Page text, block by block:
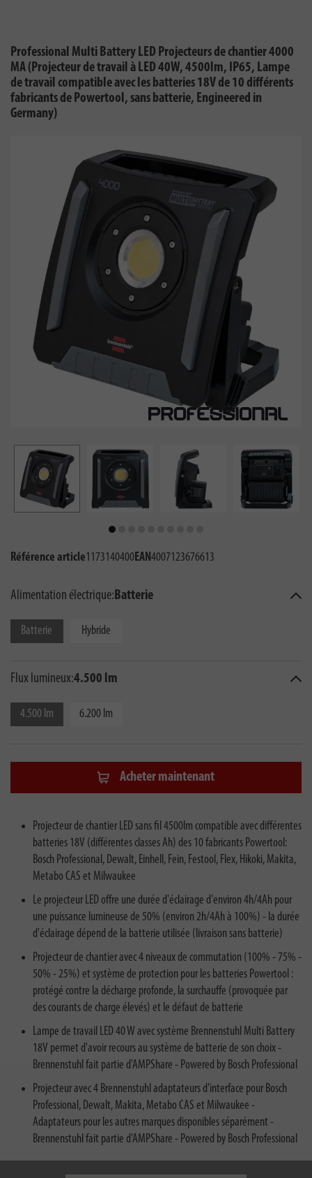
Professional Multi Battery LED Projecteurs de chantier 4000
MA (Projecteur de travail à LED 40W, 4500lm, IP65, Lampe
de travail compatible avec les batteries 18V de 10 différents
fabricants de Powertool, sans batterie, Engineered in
Germany)
Référence article1173140400EAN4007123676613
Alimentation électrique:Batterie
Batterie Hybride
Flux lumineux:4.500 lm
4.500 lm 6.200 lm
Acheter maintenant
Projecteur de chantier LED sans fil 4500lm compatible avec différentes
batteries 18V (différentes classes Ah) des 10 fabricants Powertool:
Bosch Professional, Dewalt, Einhell, Fein, Festool, Flex, Hikoki, Makita,
Metabo CAS et Milwaukee
Le projecteur LED offre une durée d'éclairage d'environ 4h/4Ah pour
une puissance lumineuse de 50% (environ 2h/4Ah à 100%) - la durée
d'éclairage dépend de la batterie utilisée (livraison sans batterie)
Projecteur de chantier avec 4 niveaux de commutation (100% - 75% -
50% - 25%) et système de protection pour les batteries Powertool :
protégé contre la décharge profonde, la surchauffe (provoquée par
des courants de charge élevés) et le défaut de batterie
Lampe de travail LED 40 W avec système Brennenstuhl Multi Battery
18V permet d'avoir recours au système de batterie de son choix -
Brennenstuhl fait partie d'AMPShare - Powered by Bosch Professional
Projecteur avec 4 Brennenstuhl adaptateurs d'interface pour Bosch
Professional, Dewalt, Makita, Metabo CAS et Milwaukee -
Adaptateurs pour les autres marques disponibles séparément -
Brennenstuhl fait partie d'AMPShare - Powered by Bosch Professional